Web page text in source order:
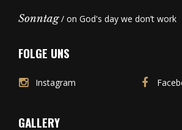
Sonntag/ on God's day we don’t work
FOLGE UNS
Instagram
GALLERY